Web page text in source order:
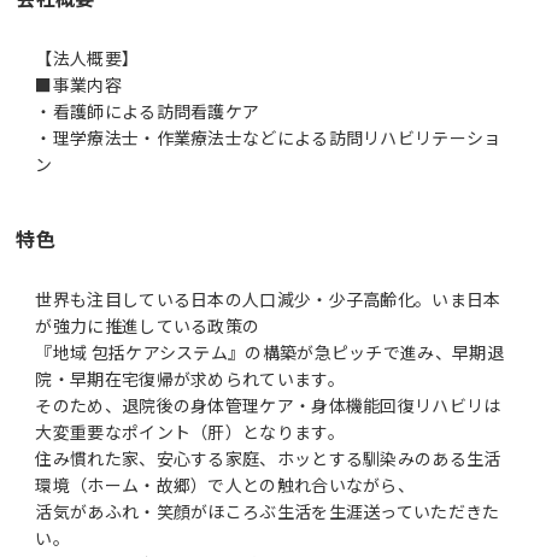
【法人概要】
■事業内容
・看護師による訪問看護ケア
・理学療法士・作業療法士などによる訪問リハビリテーショ
特色
世界も注目している日本の人口減少・少子高齢化。いま日本
が強力に推進している政策の
『地域 包括ケアシステム』の構築が急ピッチで進み、早期退
院・早期在宅復帰が求められています。
そのため、退院後の身体管理ケア・身体機能回復リハビリは
大変重要なポイント（肝）となります。
住み慣れた家、安心する家庭、ホッとする馴染みのある生活
環境（ホーム・故郷）で人との触れ合いながら、
活気があふれ・笑顔がほころぶ生活を生涯送っていただきた
い。